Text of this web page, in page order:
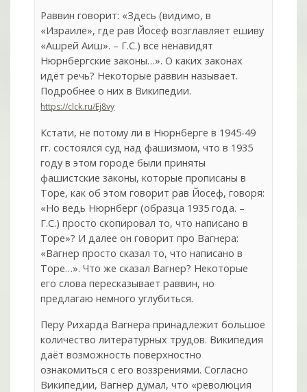
Раввин говорит: «Здесь (видимо, в
«Израиле», где рав Йосеф возглавляет ешиву
«Ашрей Аиш». – Г.С.) все ненавидят
Нюрнбергские законы…». О каких законах
идёт речь? Некоторые раввин называет.
Подробнее о них в Википедии.
https://clck.ru/Ej8vy
Кстати, не потому ли в Нюрнберге в 1945-49
гг. состоялся суд над фашизмом, что в 1935
году в этом городе были приняты
фашистские законы, которые прописаны в
Торе, как об этом говорит рав Йосеф, говоря:
«Но ведь Нюрнберг (образца 1935 года. –
Г.С.) просто скопировал то, что написано в
Торе»? И далее он говорит про Вагнера:
«Вагнер просто сказал то, что написано в
Торе…». Что же сказал Вагнер? Некоторые
его слова пересказывает раввин, но
предлагаю немного углубиться.
Перу Рихарда Вагнера принадлежит большое
количество литературных трудов. Википедия
даёт возможность поверхностно
ознакомиться с его воззрениями. Согласно
Википедии, Вагнер думал, что «революция